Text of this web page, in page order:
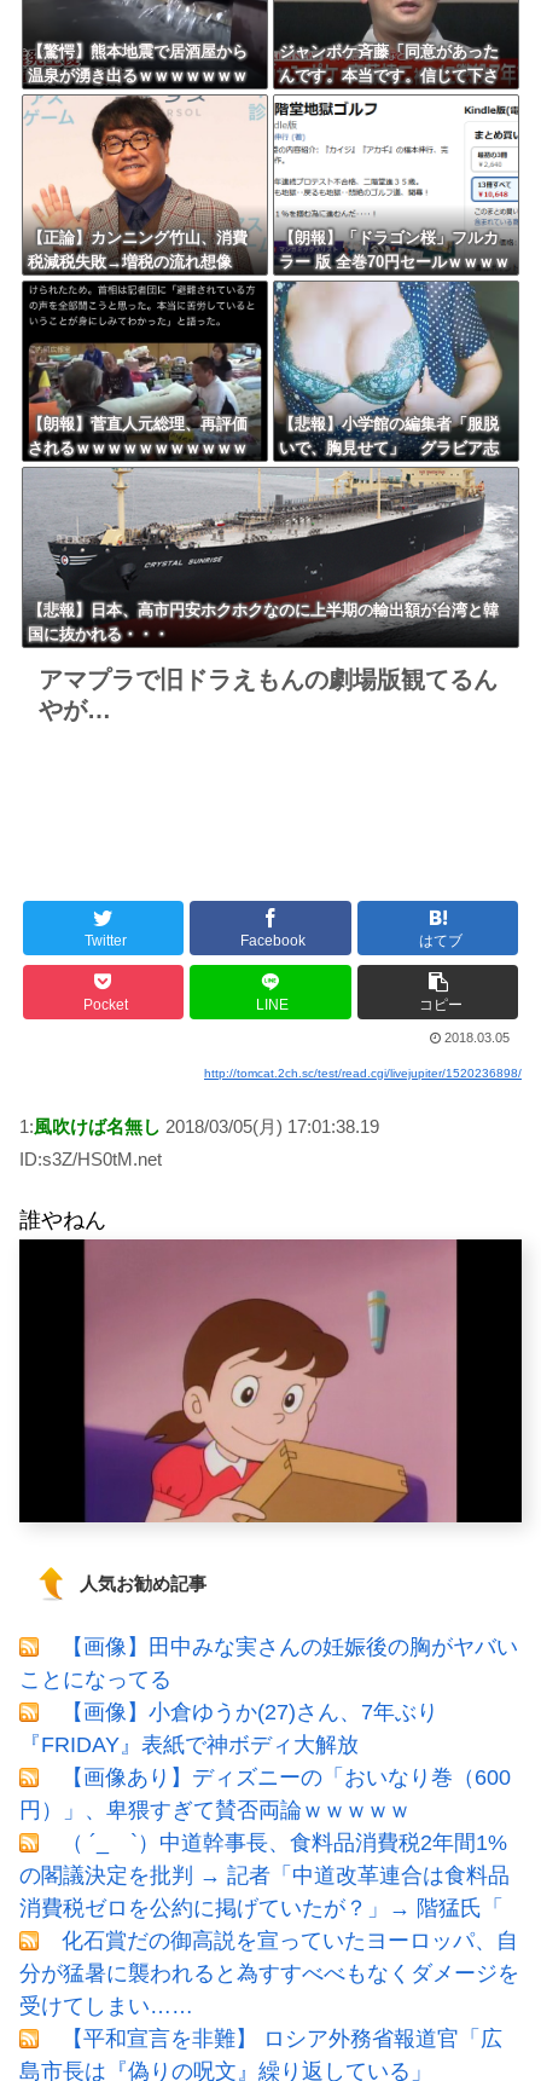
Powered by livedoor 相互RSS
【驚愕】熊本地震で居酒屋から
温泉が湧き出るｗｗｗｗｗｗｗ
ｗｗｗｗｗ
ジャンポケ斉藤「同意があった
んです。本当です。信じて下さ
い」 ←何でこの主張が通らな
いの？
【正論】カンニング竹山、消費
税減税失敗→増税の流れ想像
「次誰が総理やりたいと思いま
す？」
【朗報】「ドラゴン桜」フルカ
ラー 版 全巻70円セールｗｗｗｗ
ｗｗｗｗ スポーツ漫画50％ポ
イント還元セール
【朗報】菅直人元総理、再評価
されるｗｗｗｗｗｗｗｗｗｗｗ
ｗｗｗｗｗｗｗ
【悲報】小学館の編集者「服脱
いで、胸見せて」 グラビア志
望の女性に迫った過激要求
【悲報】日本、高市円安ホクホクなのに上半期の輸出額が台湾と韓
国に抜かれる・・・
アマプラで旧ドラえもんの劇場版観てるん
やが…
Twitter Facebook はてブ
Pocket LINE コピー
2018.03.05
http://tomcat.2ch.sc/test/read.cgi/livejupiter/1520236898/
1:風吹けば名無し 2018/03/05(月) 17:01:38.19
ID:s3Z/HS0tM.net
誰やねん
人気お勧め記事
【画像】田中みな実さんの妊娠後の胸がヤバい
ことになってる
【画像】小倉ゆうか(27)さん、7年ぶり
『FRIDAY』表紙で神ボディ大解放
【画像あり】ディズニーの「おいなり巻（600
円）」、卑猥すぎて賛否両論ｗｗｗｗｗ
（ ´_ゝ`）中道幹事長、食料品消費税2年間1%
の閣議決定を批判 → 記者「中道改革連合は食料品
消費税ゼロを公約に掲げていたが？」→ 階猛氏「
化石賞だの御高説を宣っていたヨーロッパ、自
分が猛暑に襲われると為すすべべもなくダメージを
受けてしまい……
【平和宣言を非難】 ロシア外務省報道官「広
島市長は『偽りの呪文』繰り返している」